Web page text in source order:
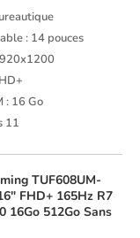
: 14 pouces
: 16 Go
11
TUF608UM-
FHD+ 165Hz R7
16Go 512Go Sans